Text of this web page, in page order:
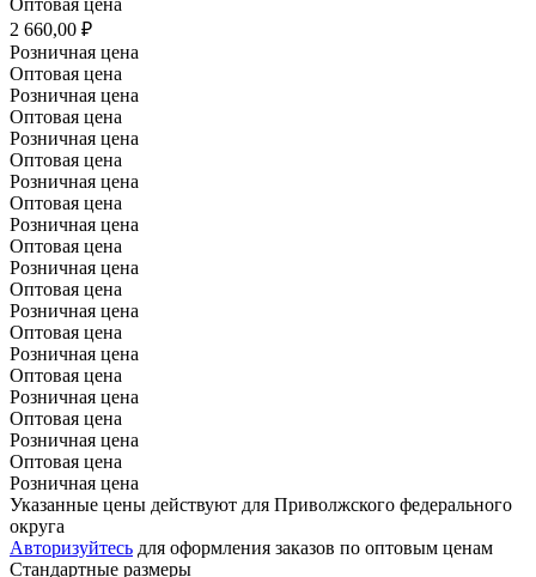
2 660,00 ₽
Розничная цена
Оптовая цена
Розничная цена
Оптовая цена
Розничная цена
Оптовая цена
Розничная цена
Оптовая цена
Розничная цена
Оптовая цена
Розничная цена
Оптовая цена
Розничная цена
Оптовая цена
Розничная цена
Оптовая цена
Розничная цена
Оптовая цена
Розничная цена
Оптовая цена
Розничная цена
Указанные цены действуют для Приволжского федерального
округа
Авторизуйтесь для оформления заказов по оптовым ценам
Стандартные размеры